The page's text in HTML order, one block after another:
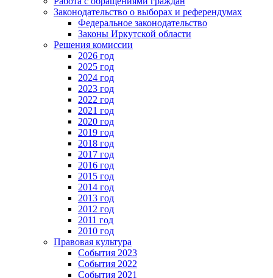
Законодательство о выборах и референдумах
Федеральное законодательство
Законы Иркутской области
Решения комиссии
2026 год
2025 год
2024 год
2023 год
2022 год
2021 год
2020 год
2019 год
2018 год
2017 год
2016 год
2015 год
2014 год
2013 год
2012 год
2011 год
2010 год
Правовая культура
События 2023
События 2022
События 2021